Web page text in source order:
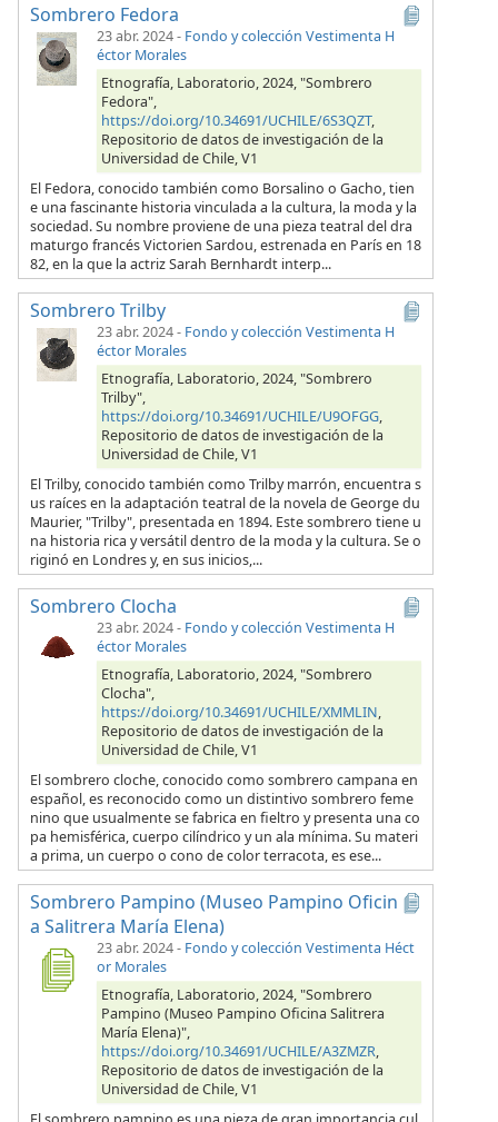
Sombrero Fedora
23 abr. 2024- Fondo y colección Vestimenta H
éctor Morales
Etnografía, Laboratorio, 2024, "Sombrero
Fedora",
https://doi.org/10.34691/UCHILE/6S3QZT,
Repositorio de datos de investigación de la
Universidad de Chile, V1
El Fedora, conocido también como Borsalino o Gacho, tien
e una fascinante historia vinculada a la cultura, la moda y la
sociedad. Su nombre proviene de una pieza teatral del dra
maturgo francés Victorien Sardou, estrenada en París en 18
82, en la que la actriz Sarah Bernhardt interp...
Sombrero Trilby
23 abr. 2024- Fondo y colección Vestimenta H
éctor Morales
Etnografía, Laboratorio, 2024, "Sombrero
Trilby",
https://doi.org/10.34691/UCHILE/U9OFGG,
Repositorio de datos de investigación de la
Universidad de Chile, V1
El Trilby, conocido también como Trilby marrón, encuentra s
us raíces en la adaptación teatral de la novela de George du
Maurier, "Trilby", presentada en 1894. Este sombrero tiene u
na historia rica y versátil dentro de la moda y la cultura. Se o
riginó en Londres y, en sus inicios,...
Sombrero Clocha
23 abr. 2024- Fondo y colección Vestimenta H
éctor Morales
Etnografía, Laboratorio, 2024, "Sombrero
Clocha",
https://doi.org/10.34691/UCHILE/XMMLIN,
Repositorio de datos de investigación de la
Universidad de Chile, V1
El sombrero cloche, conocido como sombrero campana en
español, es reconocido como un distintivo sombrero feme
nino que usualmente se fabrica en fieltro y presenta una co
pa hemisférica, cuerpo cilíndrico y un ala mínima. Su materi
a prima, un cuerpo o cono de color terracota, es ese...
Sombrero Pampino (Museo Pampino Oficin
a Salitrera María Elena)
23 abr. 2024- Fondo y colección Vestimenta Héct
or Morales
Etnografía, Laboratorio, 2024, "Sombrero
Pampino (Museo Pampino Oficina Salitrera
María Elena)",
https://doi.org/10.34691/UCHILE/A3ZMZR,
Repositorio de datos de investigación de la
Universidad de Chile, V1